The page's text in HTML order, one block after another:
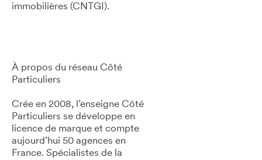
immobilières (CNTGI).
À propos du réseau Côté
Particuliers
Crée en 2008, l’enseigne Côté
Particuliers se développe en
licence de marque et compte
aujourd’hui 50 agences en
France. Spécialistes de la